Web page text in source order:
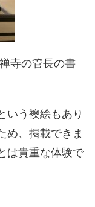
寺の管長の書
いう襖絵もあり
め、掲載できま
は貴重な体験で